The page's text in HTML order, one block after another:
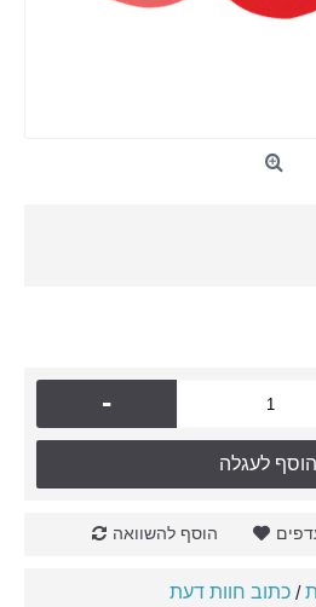
-
הוסף לעגלה
הוסף להשוואה
/ כתוב חוות דעת